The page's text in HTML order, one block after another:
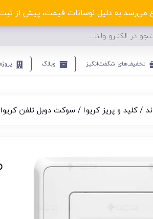
می‌رسد به دلیل نوسانات قیمت، پیش از ثبت
الکترو ولتا با
تخفیف‌های شگفت‌انگیز وبلاگ
/کلید و پریز کریوا / سوکت دوبل تلفن کریوا